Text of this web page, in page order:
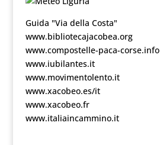
Guida "Via della Costa"
www.bibliotecajacobea.org
www.compostelle-paca-corse.info
www.iubilantes.it
www.movimentolento.it
www.xacobeo.es/it
www.xacobeo.fr
www.italiaincammino.it